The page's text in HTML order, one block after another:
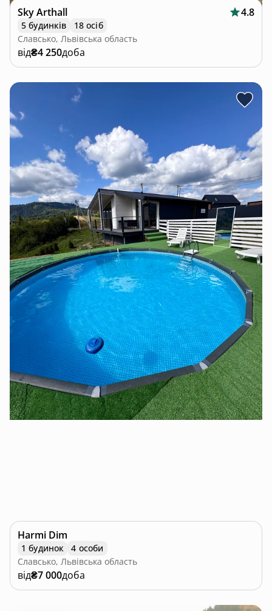
Sky Arthall 4.8
5 будинків
18 осіб
Славсько, Львівська область
від₴4 250доба
Harmi Dim
1 будинок
4 особи
Славсько, Львівська область
від₴7 000доба